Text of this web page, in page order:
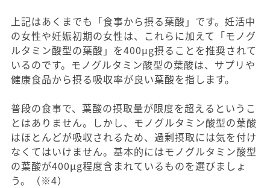
上記はあくまでも「食事から摂る葉酸」です。妊活中
の女性や妊娠初期の女性は、これらに加えて「モノグ
ルタミン酸型の葉酸」を400μg摂ることを推奨されて
いるのです。モノグルタミン酸型の葉酸は、サプリや
健康食品から摂る吸収率が良い葉酸を指します。
普段の食事で、葉酸の摂取量が限度を超えるというこ
とはありません。しかし、モノグルタミン酸型の葉酸
はほとんどが吸収されるため、過剰摂取には気を付け
なくてはいけません。基本的にはモノグルタミン酸型
の葉酸が400μg程度含まれているものを選びましょ
う。（※4）